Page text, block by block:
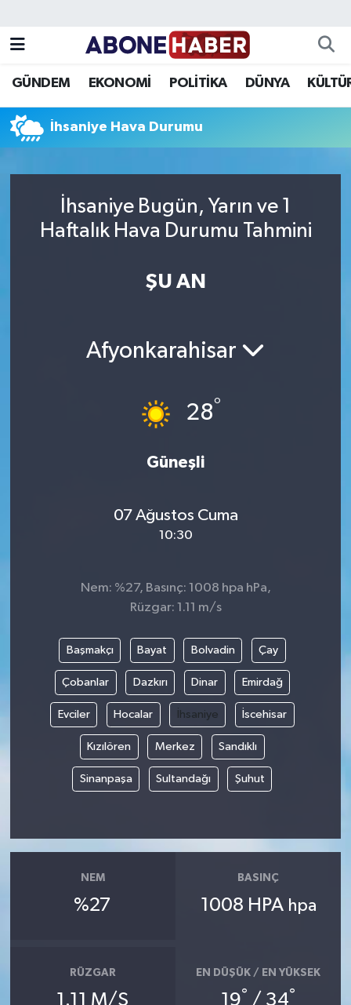
GÜNDEM EKONOMİ POLİTİKA DÜNYA
İhsaniye Hava Durumu
İhsaniye Bugün, Yarın ve 1
Haftalık Hava Durumu Tahmini
ŞU AN
Afyonkarahisar
28°
Güneşli
07 Ağustos Cuma
10:30
Nem: %27, Basınç: 1008 hpa hPa,
Rüzgar: 1.11 m/s
Başmakçı Bayat Bolvadin Çay
Çobanlar Dazkırı Dinar Emirdağ
Evciler Hocalar İhsaniye İscehisar
Kızılören Merkez Sandıklı
Sinanpaşa Sultandağı Şuhut
NEM
%27
BASINÇ
1008 HPA hpa
RÜZGAR
1.11 M/S
EN DÜŞÜK / EN YÜKSEK
19° / 34°
Bilim ve Teknoloji
Sağlık
Son Dakika
Yaşam
Tüm Manşetler